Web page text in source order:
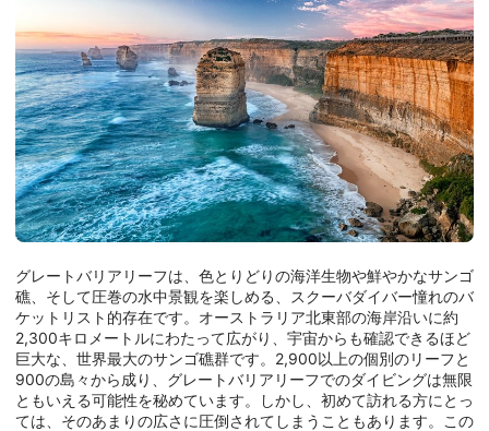
グレートバリアリーフは、色とりどりの海洋生物や鮮やかなサンゴ
礁、そして圧巻の水中景観を楽しめる、スクーバダイバー憧れのバ
ケットリスト的存在です。オーストラリア北東部の海岸沿いに約
2,300キロメートルにわたって広がり、宇宙からも確認できるほど
巨大な、世界最大のサンゴ礁群です。2,900以上の個別のリーフと
900の島々から成り、グレートバリアリーフでのダイビングは無限
ともいえる可能性を秘めています。しかし、初めて訪れる方にとっ
ては、そのあまりの広さに圧倒されてしまうこともあります。この